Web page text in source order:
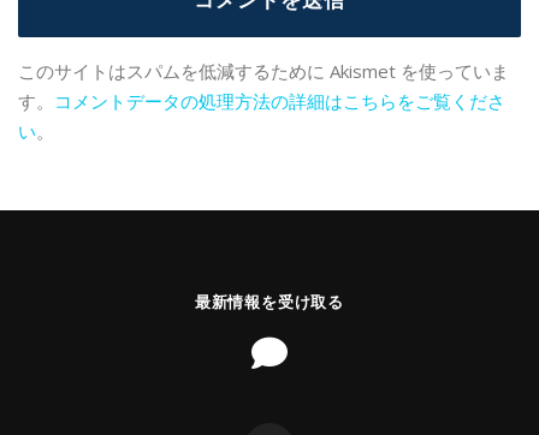
このサイトはスパムを低減するために Akismet を使っていま
す。 コメントデータの処理方法の詳細はこちらをご覧くださ
い。
最新情報を受け取る